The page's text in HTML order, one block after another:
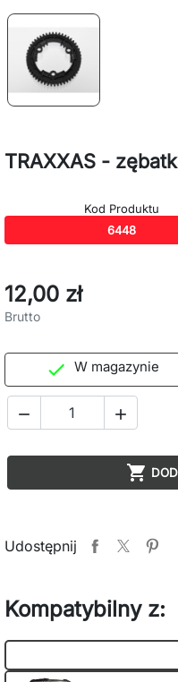
TRAXXAS -
Kod Produktu
6448
12,00 zł
Brutto
 W magazynie
 

Udostępnij
Kompatybilny z: